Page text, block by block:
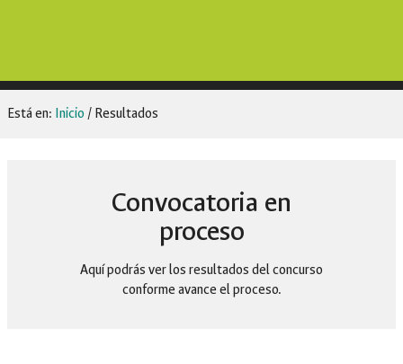
Está en: Inicio / Resultados
Convocatoria en
proceso
Aquí podrás ver los resultados del concurso
conforme avance el proceso.